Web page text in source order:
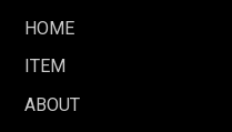
HOME
ITEM
ABOUT